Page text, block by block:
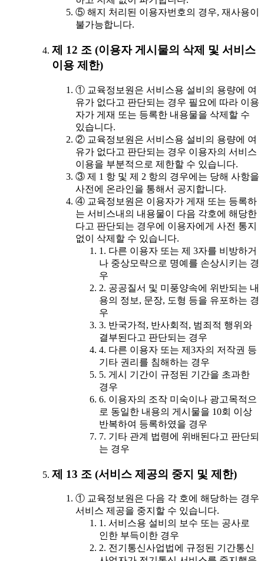
⑤ 해지 처리된 이용자번호의 경우, 재사용이
불가능합니다.
제 12 조 (이용자 게시물의 삭제 및 서비스
이용 제한)
① 교육정보원은 서비스용 설비의 용량에 여
유가 없다고 판단되는 경우 필요에 따라 이용
자가 게재 또는 등록한 내용물을 삭제할 수
있습니다.
② 교육정보원은 서비스용 설비의 용량에 여
유가 없다고 판단되는 경우 이용자의 서비스
이용을 부분적으로 제한할 수 있습니다.
③ 제 1 항 및 제 2 항의 경우에는 당해 사항을
사전에 온라인을 통해서 공지합니다.
④ 교육정보원은 이용자가 게재 또는 등록하
는 서비스내의 내용물이 다음 각호에 해당한
다고 판단되는 경우에 이용자에게 사전 통지
없이 삭제할 수 있습니다.
1. 다른 이용자 또는 제 3자를 비방하거
나 중상모략으로 명예를 손상시키는 경
우
2. 공공질서 및 미풍양속에 위반되는 내
용의 정보, 문장, 도형 등을 유포하는 경
우
3. 반국가적, 반사회적, 범죄적 행위와
결부된다고 판단되는 경우
4. 다른 이용자 또는 제3자의 저작권 등
기타 권리를 침해하는 경우
5. 게시 기간이 규정된 기간을 초과한
경우
6. 이용자의 조작 미숙이나 광고목적으
로 동일한 내용의 게시물을 10회 이상
반복하여 등록하였을 경우
7. 기타 관계 법령에 위배된다고 판단되
는 경우
제 13 조 (서비스 제공의 중지 및 제한)
① 교육정보원은 다음 각 호에 해당하는 경우
서비스 제공을 중지할 수 있습니다.
1. 서비스용 설비의 보수 또는 공사로
인한 부득이한 경우
2. 전기통신사업법에 규정된 기간통신